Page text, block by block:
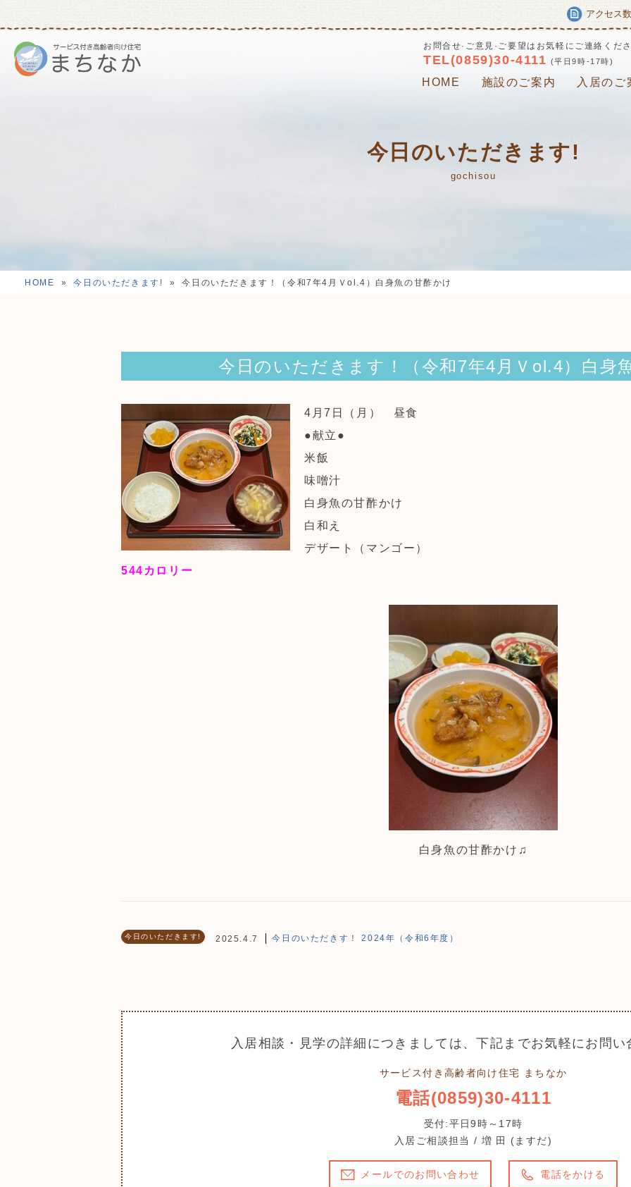
アクセス数
お問合せ·ご意見·ご要望はお気軽にご連絡くださ
TEL(0859)30-4111 (平日9時-17時)
HOME 施設のご案内 入居のご
今日のいただきます!
gochisou
HOME »今日のいただきます! »今日のいただきます！（令和7年4月Ｖol.4）白身魚の甘酢かけ
今日のいただきます！（令和7年4月Ｖol.4）白身
4月7日（月） 昼食
●献立●
米飯
味噌汁
白身魚の甘酢かけ
白和え
デザート（マンゴー）
544 カロリー
白身魚の甘酢かけ♫
今日のいただきます! 2025.4.7 今日のいただきす！ 2024年（令和6年度）
入居相談・見学の詳細につきましては、下記までお気軽にお問い
サービス付き高齢者向け住宅 まちなか
電話(0859)30-4111
受付:平日9時～17時
入居ご相談担当 / 増 田 (ますだ)
メールでのお問い合わせ 電話をかける